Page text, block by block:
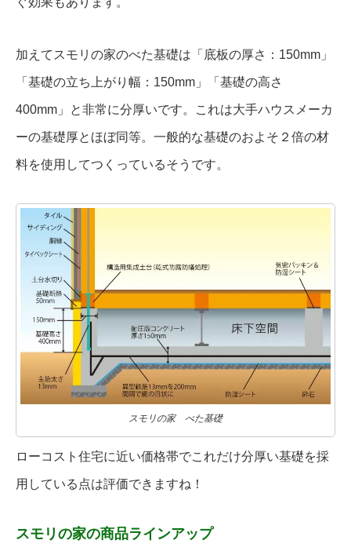
加えてスモリの家のべた基礎は「底板の厚さ：150mm」
「基礎の立ち上がり幅：150mm」「基礎の高さ
400mm」と非常に分厚いです。これは大手ハウスメーカ
ーの基礎厚とほぼ同等。一般的な基礎のおよそ２倍の材
料を使用してつくっているそうです。
スモリの家 べた基礎
ローコスト住宅に近い価格帯でこれだけ分厚い基礎を採
用している点は評価できますね！
スモリの家の商品ラインアップ